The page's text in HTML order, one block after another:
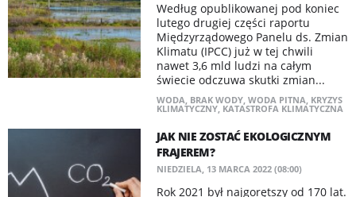
​Według opublikowanej pod koniec
lutego drugiej części raportu
Międzyrządowego Panelu ds. Zmian
Klimatu (IPCC) już w tej chwili
nawet 3,6 mld ludzi na całym
świecie odczuwa skutki zmian...
WODA, BRAK WODY, WODA PITNA, KRYZYS
KLIMATYCZNY, KATASTROFA KLIMATYCZNA
JAK NIE ZOSTAĆ EKOLOGICZNYM
FRAJEREM?
NIEDZIELA, 13 MARCA 2022 (08:00)
Rok 2021 był najgorętszy od 170 lat.